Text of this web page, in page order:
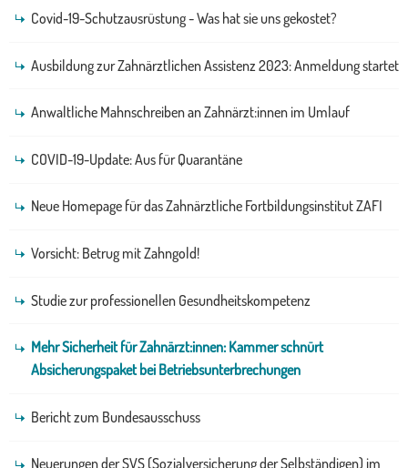
Covid-19-Schutzausrüstung - Was hat sie uns gekostet?
Ausbildung zur Zahnärztlichen Assistenz 2023: Anmeldung startet
Anwaltliche Mahnschreiben an Zahnärzt:innen im Umlauf
COVID-19-Update: Aus für Quarantäne
Neue Homepage für das Zahnärztliche Fortbildungsinstitut ZAFI
Vorsicht: Betrug mit Zahngold!
Studie zur professionellen Gesundheitskompetenz
Mehr Sicherheit für Zahnärzt:innen: Kammer schnürt
Absicherungspaket bei Betriebsunterbrechungen
Bericht zum Bundesausschuss
Neuerungen der SVS (Sozialversicherung der Selbständigen) im